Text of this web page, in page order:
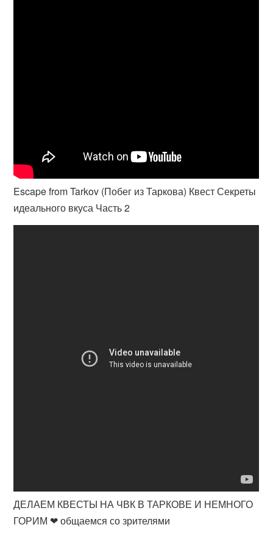
Escape from Tarkov (Побег из Таркова) Квест Секреты
идеального вкуса Часть 2
ДЕЛАЕМ КВЕСТЫ НА ЧВК В ТАРКОВЕ И НЕМНОГО
ГОРИМ ❤ общаемся со зрителями